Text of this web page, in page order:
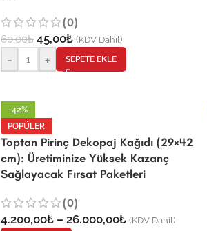
(0)
60,00₺ 45,00₺ (KDV Dahil)
- + SEPETE EKLE
-42%
POPÜLER
Toptan Pirinç Dekopaj Kağıdı (29×42
cm): Üretiminize Yüksek Kazanç
Sağlayacak Fırsat Paketleri
(0)
4.200,00₺ – 26.000,00₺ (KDV Dahil)